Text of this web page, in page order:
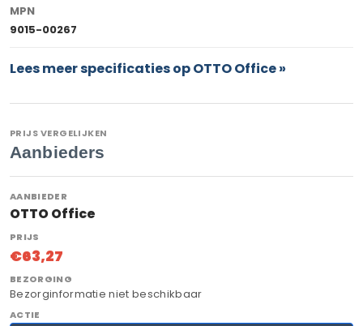
MPN
9015-00267
Lees meer specificaties op OTTO Office »
PRIJS VERGELIJKEN
Aanbieders
OTTO Office
€63,27
Bezorginformatie niet beschikbaar